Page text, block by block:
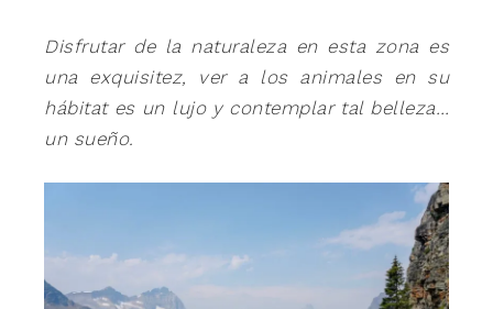
Disfrutar de la naturaleza en esta zona es
una exquisitez, ver a los animales en su
hábitat es un lujo y contemplar tal belleza…
un sueño.